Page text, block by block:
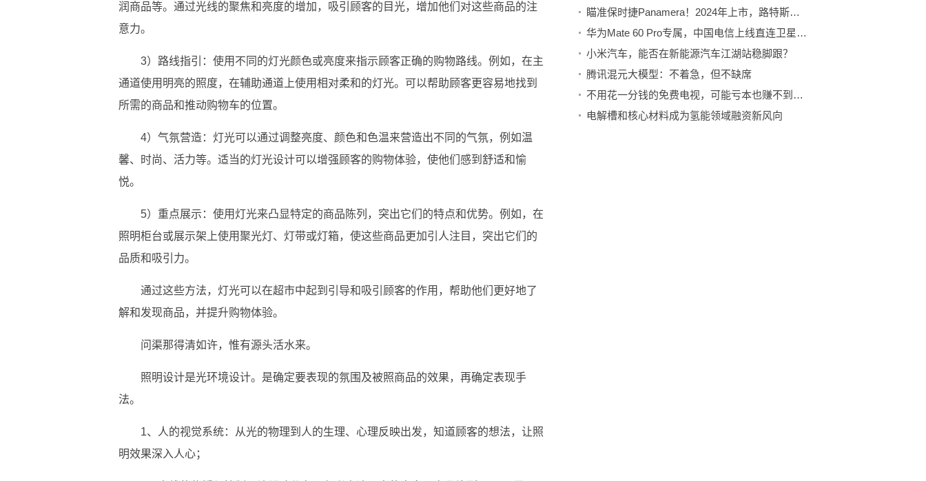
润商品等。通过光线的聚焦和亮度的增加，吸引顾客的目光，增加他们对这些商品的注
意力。
3）路线指引：使用不同的灯光颜色或亮度来指示顾客正确的购物路线。例如，在主
通道使用明亮的照度，在辅助通道上使用相对柔和的灯光。可以帮助顾客更容易地找到
所需的商品和推动购物车的位置。
4）气氛营造：灯光可以通过调整亮度、颜色和色温来营造出不同的气氛，例如温
馨、时尚、活力等。适当的灯光设计可以增强顾客的购物体验，使他们感到舒适和愉
悦。
5）重点展示：使用灯光来凸显特定的商品陈列，突出它们的特点和优势。例如，在
照明柜台或展示架上使用聚光灯、灯带或灯箱，使这些商品更加引人注目，突出它们的
品质和吸引力。
通过这些方法，灯光可以在超市中起到引导和吸引顾客的作用，帮助他们更好地了
解和发现商品，并提升购物体验。
问渠那得清如许，惟有源头活水来。
照明设计是光环境设计。是确定要表现的氛围及被照商品的效果，再确定表现手
法。
1、人的视觉系统：从光的物理到人的生理、心理反映出发，知道顾客的想法，让照
明效果深入人心；
瞄准保时捷Panamera！2024年上市，路特斯纯电轿跑EMEYA正式首发
华为Mate 60 Pro专属，中国电信上线直连卫星业务，仅需10元月租
小米汽车，能否在新能源汽车江湖站稳脚跟？
腾讯混元大模型：不着急，但不缺席
不用花一分钱的免费电视，可能亏本也赚不到吆喝
电解槽和核心材料成为氢能领域融资新风向